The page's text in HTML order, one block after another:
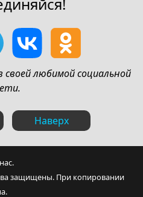
своей любимой социальной
Наверх
защищены. При копировании